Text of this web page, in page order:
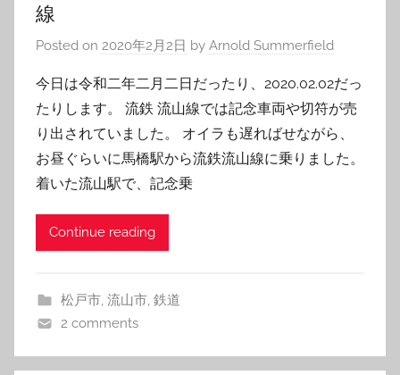
線
Posted on 2020年2月2日 by Arnold Summerfield
今日は令和二年二月二日だったり、2020.02.02だっ
たりします。 流鉄 流山線では記念車両や切符が売
り出されていました。 オイラも遅ればせながら、
お昼ぐらいに馬橋駅から流鉄流山線に乗りました。
着いた流山駅で、記念乗
Continue reading
松戸市, 流山市, 鉄道
2 comments